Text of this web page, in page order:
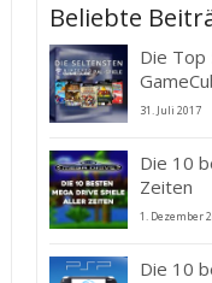
Beliebte
Die
31. Juli 2017
Die 10
Zeiten
1. Dezember
Die 10